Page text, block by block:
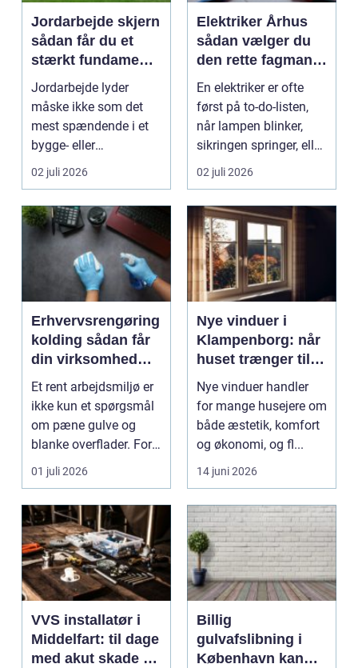
Jordarbejde skjern
sådan får du et
stærkt fundament
til dit projekt
Jordarbejde lyder
måske ikke som det
mest spændende i et
bygge- eller
haveprojekt, men hele
02 juli 2026
Elektriker Århus
sådan vælger du
den rette fagmand
til opgaven
En elektriker er ofte
først på to-do-listen,
når lampen blinker,
sikringen springer, eller
du skal h...
02 juli 2026
Erhvervsrengøring
kolding sådan får
din virksomhed
mere end bare
rene lokaler
Et rent arbejdsmiljø er
ikke kun et spørgsmål
om pæne gulve og
blanke overflader. For
mange virksomh...
01 juli 2026
Nye vinduer i
Klampenborg: når
huset trænger til
renovering
Nye vinduer handler
for mange husejere om
både æstetik, komfort
og økonomi, og fl...
14 juni 2026
VVS installatør i
Middelfart: til dage
med akut skade og
Billig
gulvafslibning i
København kan